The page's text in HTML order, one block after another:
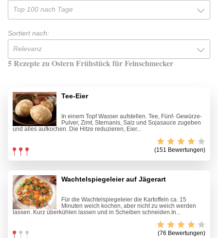
Top 100 nach Tage
Sortiert nach:
Relevanz
5 Rezepte zu Ostern Frühstück für Feinschmecker
Tee-Eier
In einem Topf Wasser aufstellen. Tee, Fünf- Gewürze-
Pulver, Zimt, Sternanis, Salz und Sojasauce zugeben
und alles aufkochen. Die Hitze reduzieren, Eier...
(151 Bewertungen)
Wachtelspiegeleier auf Jägerart
Für die Wachtelspiegeleier die Kartoffeln ca. 15
Minuten weich kochen, aber nicht zu weich werden
lassen. Kurz überkühlen lassen und in Scheiben schneiden.In...
(76 Bewertungen)